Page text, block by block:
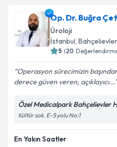
Op. Dr. Buğra
Üroloji
İstanbul, Bahçelievler
5 (20
Operasyon sürecimizin
derece güven veren, açıklayıcı...
Özel Medicalpark Bahçelievler
Kültür sok. E-5 yolu No:1
En Yakın Saatler